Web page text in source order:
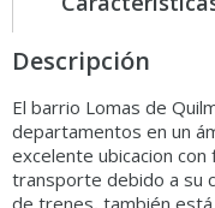
Descripción
El barrio Lomas de
departamentos en un
excelente ubicacion
transporte debido a su
de trenes, también